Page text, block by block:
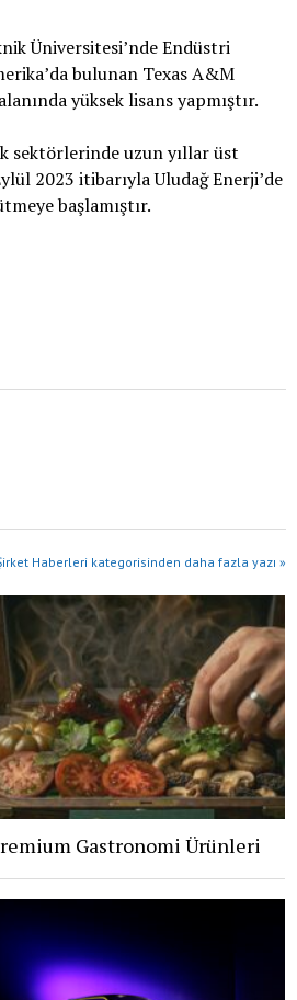
Üniversitesi’ndeEndüstri
bulunan Texas A&M
yüksek lisans yapmıştır.
sektörlerinde uzun yıllar üst
2023 itibarıyla Uludağ Enerji’de
başlamıştır.
Haberleri kategorisinden daha fazla yazı »
Gastronomi Ürünleri